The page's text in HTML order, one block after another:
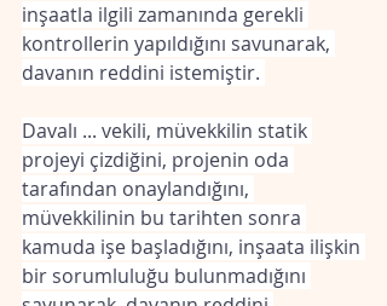
inşaatla ilgili zamanında gerekli
kontrollerin yapıldığını savunarak,
davanın reddini istemiştir.
Davalı ... vekili, müvekkilin statik
projeyi çizdiğini, projenin oda
tarafından onaylandığını,
müvekkilinin bu tarihten sonra
kamuda işe başladığını, inşaata ilişkin
bir sorumluluğu bulunmadığını